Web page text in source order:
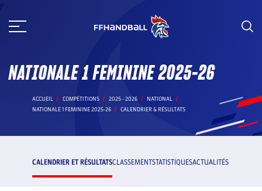
au
NATIONALE 1 FEMININE 2025-26
ACCUEIL COMPÉTITIONS 2025 - 2026
NATIONAL
NATIONALE 1 FEMININE 2025-26
CALENDRIER & RÉSULTATS
CALENDRIER ET RÉSULTATSCLASSEMENTSTATISTIQUESACTUALITÉS